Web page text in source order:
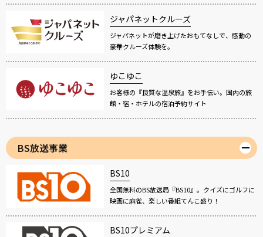
ジャパネットクルーズ
ジャパネットが磨き上げたおもてなしで、感動の
豪華クルーズ体験を。
ゆこゆこ
お客様の『良質な温泉旅』をお手伝い。国内の旅
館・宿・ホテルの宿泊予約サイト
BS放送事業
BS10
全国無料のBS放送局『BS10』。クイズにゴルフに
映画に麻雀、楽しい番組てんこ盛り！
BS10プレミアム